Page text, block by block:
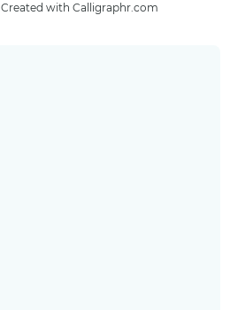
Created with Calligraphr.com